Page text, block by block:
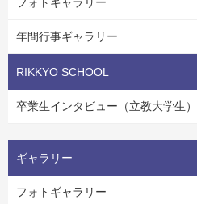
年間行事ギャラリー
RIKKYO SCHOOL
卒業生インタビュー（立教大学生）
ギャラリー
フォトギャラリー